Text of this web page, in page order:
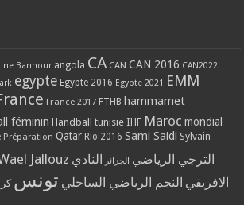
Bannour angola CA CAN CAN 2016 CAN2022
egypte Egypte 2016 Egypte 2021 EMM
France 2017 FTHB hammamet
féminin Handball tunisie IHF Maroc mondial
Préparation Qatar Rio 2016 Sami Saidi Sylvain
Jallouz الترجي الرياضي الجزائر النادي
الافريقي النجم الرياضي الساحلي تونس